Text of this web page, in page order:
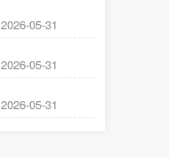
2026-05-31
2026-05-31
2026-05-31